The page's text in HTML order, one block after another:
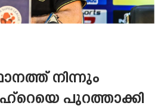
നിന്നും
പുറത്താക്കി